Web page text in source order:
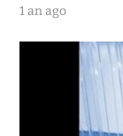
1 an ago